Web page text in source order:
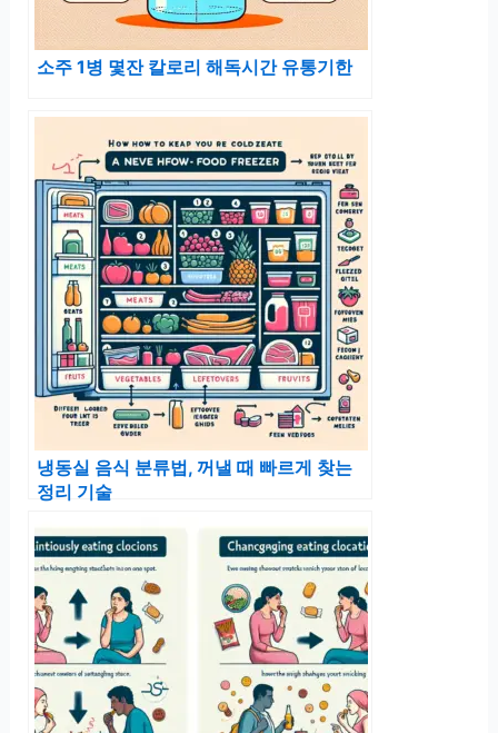
소주 1병 몇잔 칼로리 해독시간 유통기한
냉동실 음식 분류법, 꺼낼 때 빠르게 찾는
정리 기술